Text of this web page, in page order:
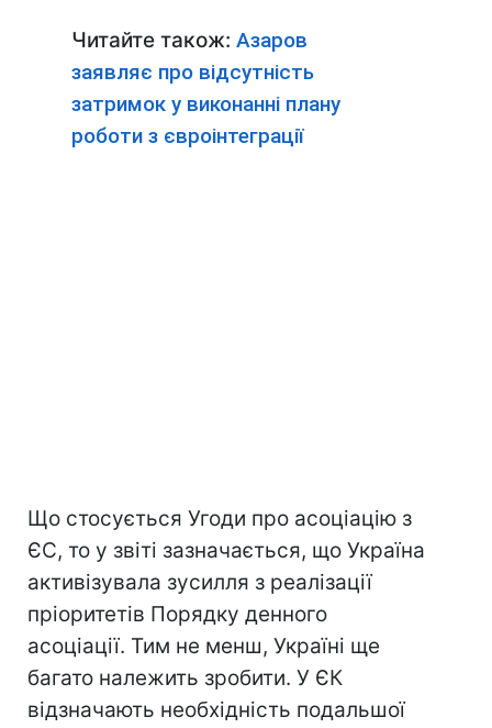
Читайте також: Азаров
заявляє про відсутність
затримок у виконанні плану
роботи з євроінтеграції
Що стосується Угоди про асоціацію з
ЄС, то у звіті зазначається, що Україна
активізувала зусилля з реалізації
пріоритетів Порядку денного
асоціації. Тим не менш, Україні ще
багато належить зробити. У ЄК
відзначають необхідність подальшої